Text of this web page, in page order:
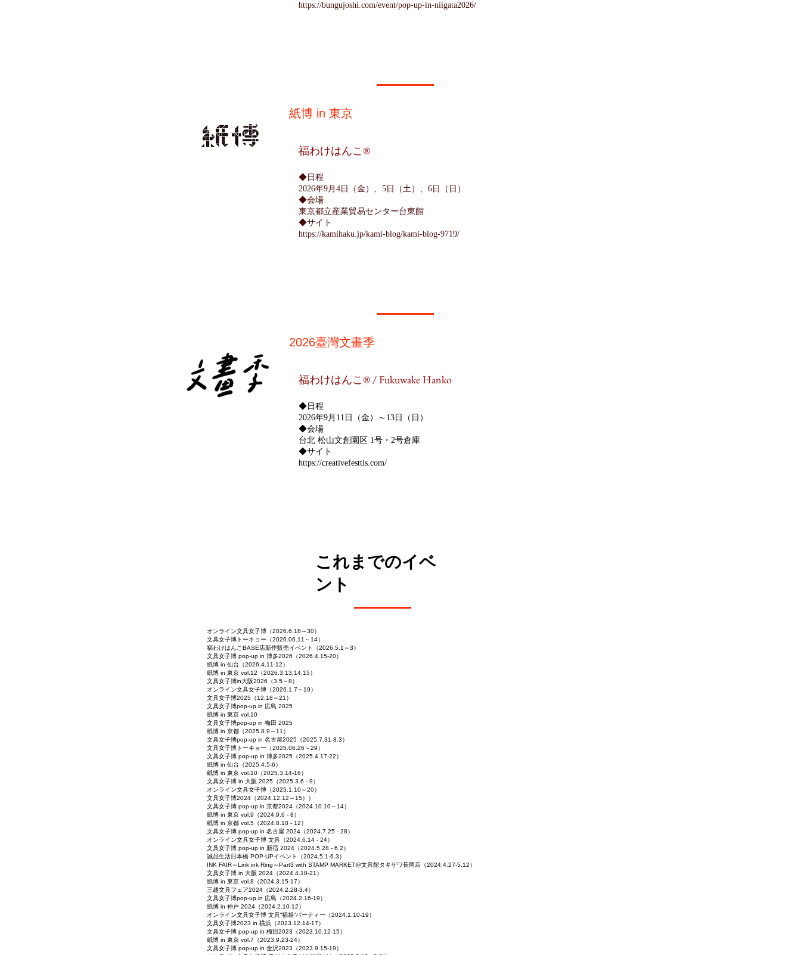
https://bungujoshi.com/event/pop-up-in-niigata2026/
紙博 in 東京
​福わけはんこ®
◆日程
2026年9月4日（金）、5日（土）、6日（日）
​◆会場
東京都立産業貿易センター台東館
◆サイト
https://kamihaku.jp/kami-blog/kami-blog-9719/
2026臺灣文畫季
​福わけはんこ® / Fukuwake Hanko
◆日程
2026年9月11日（金）～13日（日）
​◆会場
台北 松山文創園区 1号・2号倉庫
◆サイト
https://creativefesttis.com/
これまでのイベ
ント
オンライン文具女子博（2026.6.18～30）
文具女子博トーキョー（2026.06.11～14）
福わけはんこBASE店新作販売イベント（2026.5.1～3）
​文具女子博 pop-up in 博多2026（2026.4.15-20）
紙博 in 仙台（2026.4.11-12）
紙博 in 東京 vol.12（2026.3.13,14,15）
文具女子博in大阪2026（3.5～8）
オンライン文具女子博（2026.1.7～19）
文具女子博2025（12.18～21）
文具女子博pop-up in 広島 2025
紙博 in 東京 vol.10
文具女子博pop-up in 梅田 2025
紙博 in 京都（2025.8.9～11）
文具女子博pop-up in 名古屋2025（2025.7.31-8.3）
​文具女子博トーキョー（2025.06.26～29）
​文具女子博 pop-up in 博多2025（2025.4.17-22）
紙博 in 仙台（2025.4.5-6）
紙博 in 東京 vol.10（2025.3.14-16）
文具女子博 in 大阪 2025（2025.3.6 - 9）
​オンライン文具女子博（2025.1.10～20）
文具女子博2024（2024.12.12～15））
文具女子博 pop-up in 京都2024（2024.10.10～14）
紙博 in 東京 vol.9（2024.9.6 - 8）
紙博 in 京都 vol.5（2024.8.10 - 12）
文具女子博 pop-up in 名古屋 2024（2024.7.25 - 28）
オンライン文具女子博 文具（2024.6.14 - 24）
文具女子博 pop-up in 新宿 2024（2024.5.28 - 6.2）
誠品生活日本橋 POP-UPイベント（2024.5.1-6.3）
INK FAIR～Link ink Ring～Part3 with STAMP MARKET@文具館タキザワ長岡店 （2024.4.27-5.12）
文具女子博 in 大阪 2024（2024.4.18-21）
紙博 in 東京 vol.8（2024.3.15-17）
三越文具フェア2024（2024.2.28-3.4）
文具女子博pop-up in 広島（2024.2.16-19）
​紙博 in 神戸 2024（2024.2.10-12）
オンライン文具女子博 文具“福袋”パーティー（2024.1.10-19）
文具女子博2023 in 横浜（2023.12.14-17）
文具女子博 pop-up in 梅田2023（2023.10.12-15）
紙博 in 東京 vol.7（2023.9.23-24）
文具女子博 pop-up in 金沢2023（2023.9.15-19）